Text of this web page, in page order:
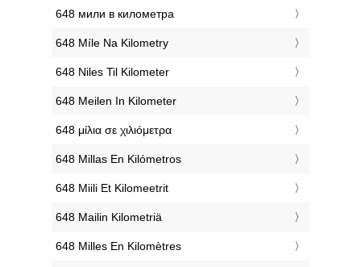
‎648 мили в километра
‎648 Míle Na Kilometry
‎648 Niles Til Kilometer
‎648 Meilen In Kilometer
‎648 μίλια σε χιλιόμετρα
‎648 Millas En Kilómetros
‎648 Miili Et Kilomeetrit
‎648 Mailin Kilometriä
‎648 Milles En Kilomètres